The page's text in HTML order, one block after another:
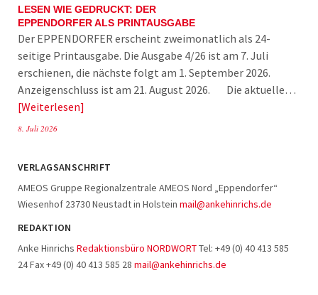
LESEN WIE GEDRUCKT: DER
EPPENDORFER ALS PRINTAUSGABE
Der EPPENDORFER erscheint zweimonatlich als 24-
seitige Printausgabe. Die Ausgabe 4/26 ist am 7. Juli
erschienen, die nächste folgt am 1. September 2026.
Anzeigenschluss ist am 21. August 2026. Die aktuelle…
Weiterlesen
8. Juli 2026
VERLAGSANSCHRIFT
AMEOS Gruppe Regionalzentrale AMEOS Nord „Eppendorfer“
Wiesenhof 23730 Neustadt in Holstein mail@ankehinrichs.de
REDAKTION
Anke Hinrichs Redaktionsbüro NORDWORTTel: +49 (0) 40 413 585
24 Fax +49 (0) 40 413 585 28 mail@ankehinrichs.de